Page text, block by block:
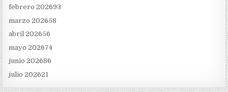
febrero 202693
marzo 202658
abril 202656
mayo 202674
junio 202686
julio 202621